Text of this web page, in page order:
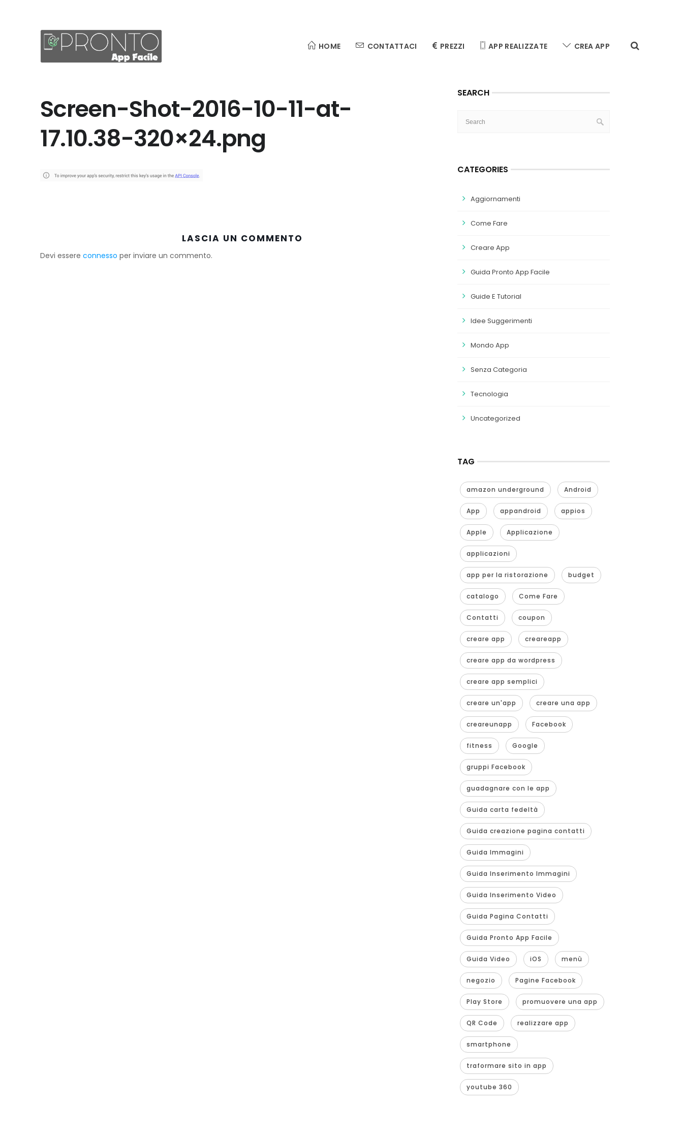
HOME CONTATTACI PREZZI APP REALIZZATE CREA APP
Screen-Shot-2016-10-11-at-
17.10.38-320×24.png
LASCIA UN COMMENTO
Devi essere connesso per inviare un commento.
SEARCH
CATEGORIES
Aggiornamenti
Come Fare
Creare App
Guida Pronto App Facile
Guide E Tutorial
Idee Suggerimenti
Mondo App
Senza Categoria
Tecnologia
Uncategorized
TAG
amazon underground Android
App appandroid appios
Apple Applicazione
applicazioni
app per la ristorazione budget
catalogo Come Fare
Contatti coupon
creare app creareapp
creare app da wordpress
creare app semplici
creare un'app creare una app
creareunapp Facebook
fitness Google
gruppi Facebook
guadagnare con le app
Guida carta fedeltà
Guida creazione pagina contatti
Guida Immagini
Guida Inserimento Immagini
Guida Inserimento Video
Guida Pagina Contatti
Guida Pronto App Facile
Guida Video iOS menù
negozio Pagine Facebook
Play Store promuovere una app
QR Code realizzare app
smartphone
traformare sito in app
youtube 360